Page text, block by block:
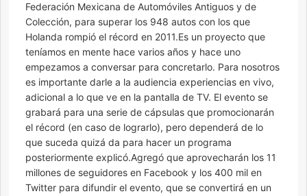
Federación Mexicana de Automóviles Antiguos y de
Colección, para superar los 948 autos con los que
Holanda rompió el récord en 2011.Es un proyecto que
teníamos en mente hace varios años y hace uno
empezamos a conversar para concretarlo. Para nosotros
es importante darle a la audiencia experiencias en vivo,
adicional a lo que ve en la pantalla de TV. El evento se
grabará para una serie de cápsulas que promocionarán
el récord (en caso de lograrlo), pero dependerá de lo
que suceda quizá da para hacer un programa
posteriormente explicó.Agregó que aprovecharán los 11
millones de seguidores en Facebook y los 400 mil en
Twitter para difundir el evento, que se convertirá en un